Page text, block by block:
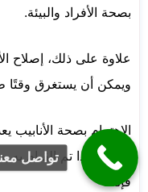
بصحة الأفراد والبيئة.
علاوة على ذلك، إصلاح
ويمكن أن يستغرق وقتًا
الاهتمام بصحة الأنابيب
والمال، إذا تم
فإنه
تواصل